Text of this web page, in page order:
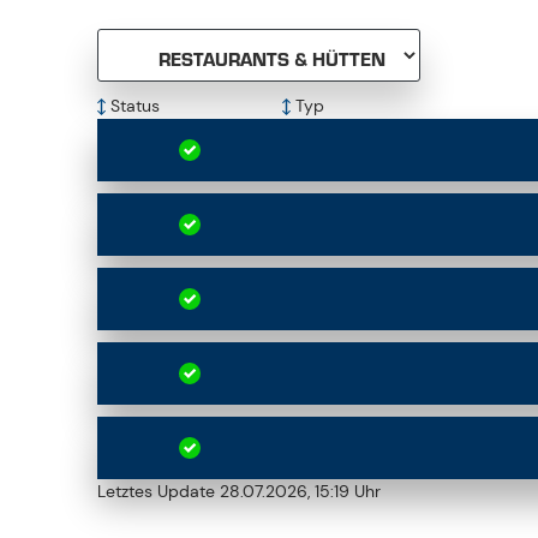
Status Typ
Letztes Update 28.07.2026, 15:19 Uhr